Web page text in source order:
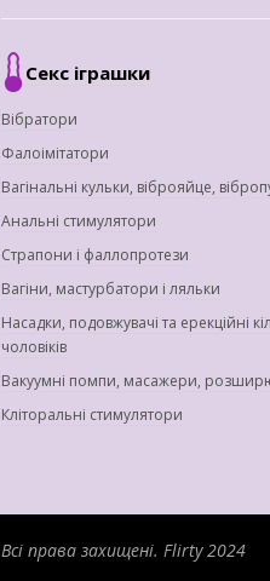
Секс іграшки
Вібратори
Фалоімітатори
Вагінальні кульки, віброяйце,
Анальні стимулятори
Страпони і фаллопротези
Вагіни, мастурбатори і ляльки
Насадки, подовжувачі та ерекційні
чоловіків
Вакуумні помпи, масажери,
Кліторальні стимулятори
Всі права захищені. Flirty 2024